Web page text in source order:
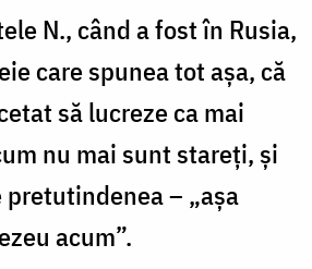
N., când a fost în Rusia,
care spunea tot așa, că
să lucreze ca mai
nu mai sunt stareți, și
pretutindenea – „așa
acum”.